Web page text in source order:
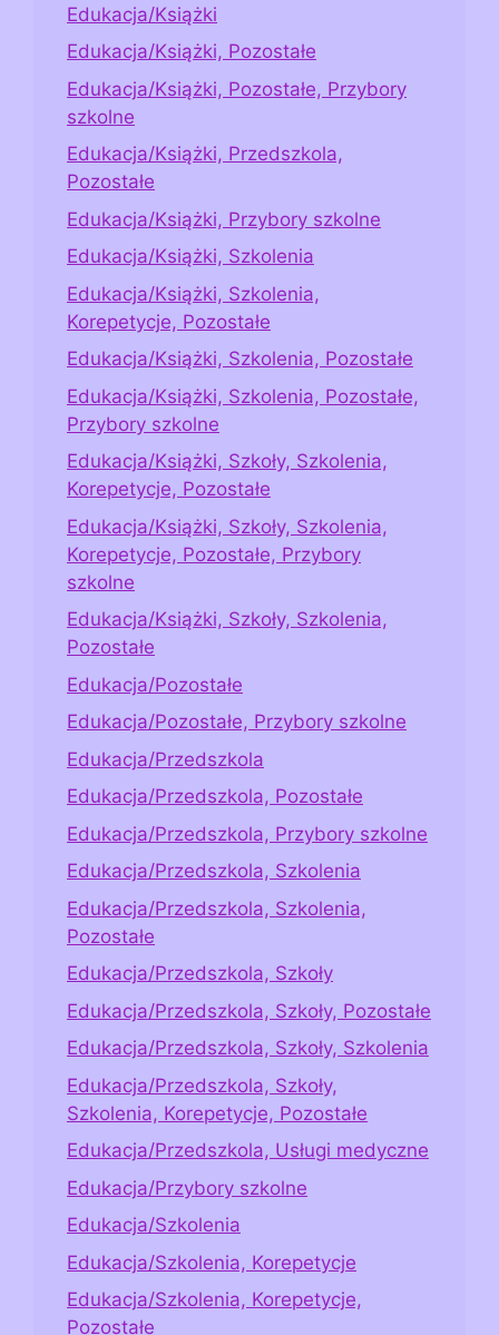
Edukacja/Książki
Edukacja/Książki, Pozostałe
Edukacja/Książki, Pozostałe, Przybory
szkolne
Edukacja/Książki, Przedszkola,
Pozostałe
Edukacja/Książki, Przybory szkolne
Edukacja/Książki, Szkolenia
Edukacja/Książki, Szkolenia,
Korepetycje, Pozostałe
Edukacja/Książki, Szkolenia, Pozostałe
Edukacja/Książki, Szkolenia, Pozostałe,
Przybory szkolne
Edukacja/Książki, Szkoły, Szkolenia,
Korepetycje, Pozostałe
Edukacja/Książki, Szkoły, Szkolenia,
Korepetycje, Pozostałe, Przybory
szkolne
Edukacja/Książki, Szkoły, Szkolenia,
Pozostałe
Edukacja/Pozostałe
Edukacja/Pozostałe, Przybory szkolne
Edukacja/Przedszkola
Edukacja/Przedszkola, Pozostałe
Edukacja/Przedszkola, Przybory szkolne
Edukacja/Przedszkola, Szkolenia
Edukacja/Przedszkola, Szkolenia,
Pozostałe
Edukacja/Przedszkola, Szkoły
Edukacja/Przedszkola, Szkoły, Pozostałe
Edukacja/Przedszkola, Szkoły, Szkolenia
Edukacja/Przedszkola, Szkoły,
Szkolenia, Korepetycje, Pozostałe
Edukacja/Przedszkola, Usługi medyczne
Edukacja/Przybory szkolne
Edukacja/Szkolenia
Edukacja/Szkolenia, Korepetycje
Edukacja/Szkolenia, Korepetycje,
Pozostałe